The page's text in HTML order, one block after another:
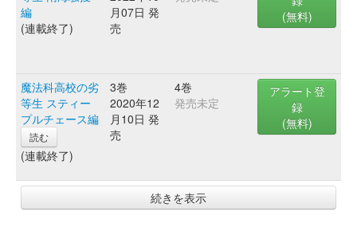
編
(連載終了)
月07日 発
売
(無料)
魔法科高校の劣
等生 スティー
プルチェース編
読む
(連載終了)
3巻
2020年12
月10日 発
売
4巻
発売未定
アラート登
録
(無料)
続きを表示